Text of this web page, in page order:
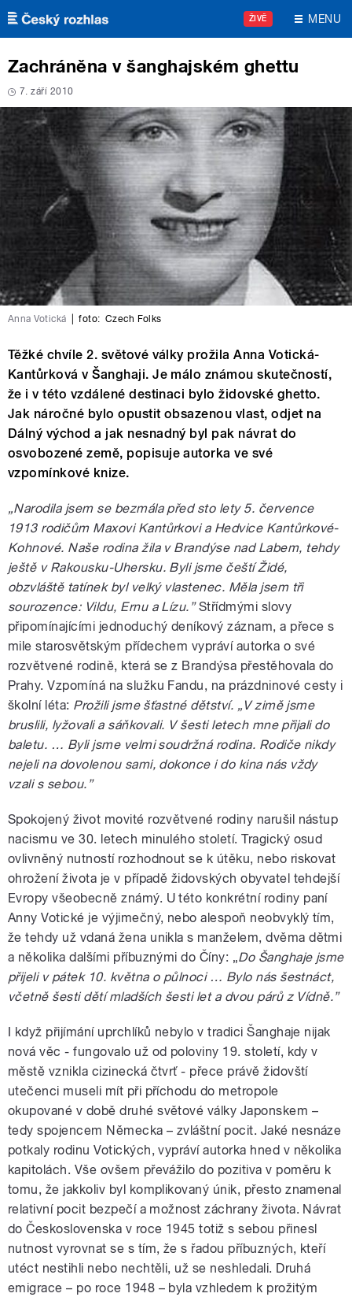
Přejít k hlavnímu obsahu
ŽIVĚ MENU
Zachráněna v šanghajském ghettu
7. září 2010
Anna Votická foto: Czech Folks
Těžké chvíle 2. světové války prožila Anna Votická-
Kantůrková v Šanghaji. Je málo známou skutečností,
že i v této vzdálené destinaci bylo židovské ghetto.
Jak náročné bylo opustit obsazenou vlast, odjet na
Dálný východ a jak nesnadný byl pak návrat do
osvobozené země, popisuje autorka ve své
vzpomínkové knize.
„Narodila jsem se bezmála před sto lety 5. července
1913 rodičům Maxovi Kantůrkovi a Hedvice Kantůrkové-
Kohnové. Naše rodina žila v Brandýse nad Labem, tehdy
ještě v Rakousku-Uhersku. Byli jsme čeští Židé,
obzvláště tatínek byl velký vlastenec. Měla jsem tři
sourozence: Vildu, Ernu a Lízu.”Střídmými slovy
připomínajícími jednoduchý deníkový záznam, a přece s
mile starosvětským přídechem vypráví autorka o své
rozvětvené rodině, která se z Brandýsa přestěhovala do
Prahy. Vzpomíná na služku Fandu, na prázdninové cesty i
školní léta: Prožili jsme šťastné dětství. „V zimě jsme
bruslili, lyžovali a sáňkovali. V šesti letech mne přijali do
baletu. … Byli jsme velmi soudržná rodina. Rodiče nikdy
nejeli na dovolenou sami, dokonce i do kina nás vždy
vzali s sebou.”
Spokojený život movité rozvětvené rodiny narušil nástup
nacismu ve 30. letech minulého století. Tragický osud
ovlivněný nutností rozhodnout se k útěku, nebo riskovat
ohrožení života je v případě židovských obyvatel tehdejší
Evropy všeobecně známý. U této konkrétní rodiny paní
Anny Votické je výjimečný, nebo alespoň neobvyklý tím,
že tehdy už vdaná žena unikla s manželem, dvěma dětmi
a několika dalšími příbuznými do Číny: „Do Šanghaje jsme
přijeli v pátek 10. května o půlnoci … Bylo nás šestnáct,
včetně šesti dětí mladších šesti let a dvou párů z Vídně.”
I když přijímání uprchlíků nebylo v tradici Šanghaje nijak
nová věc - fungovalo už od poloviny 19. století, kdy v
městě vznikla cizinecká čtvrť - přece právě židovští
utečenci museli mít při příchodu do metropole
okupované v době druhé světové války Japonskem –
tedy spojencem Německa – zvláštní pocit. Jaké nesnáze
potkaly rodinu Votických, vypráví autorka hned v několika
kapitolách. Vše ovšem převážilo do pozitiva v poměru k
tomu, že jakkoliv byl komplikovaný únik, přesto znamenal
relativní pocit bezpečí a možnost záchrany života. Návrat
do Československa v roce 1945 totiž s sebou přinesl
nutnost vyrovnat se s tím, že s řadou příbuzných, kteří
utéct nestihli nebo nechtěli, už se neshledali. Druhá
emigrace – po roce 1948 – byla vzhledem k prožitým